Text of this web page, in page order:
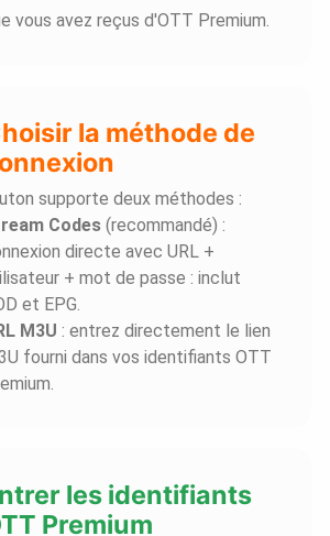
vous avez reçus d'OTT Premium.
la méthode de
supporte deux méthodes :
Codes (recommandé) :
directe avec URL +
+ mot de passe : inclut
et EPG.
M3U : entrez directement le lien
fourni dans vos identifiants OTT
les identifiants
Premium